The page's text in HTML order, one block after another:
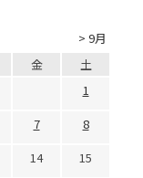
> 9月
金
土
1
7
8
14
15